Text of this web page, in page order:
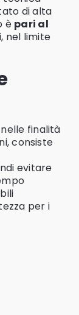
di alta
è pari al
nel limite
finalità
consiste
evitare
per i